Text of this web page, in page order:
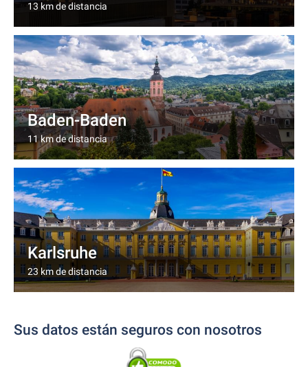
13 km de distancia
Baden-Baden
11 km de distancia
Karlsruhe
23 km de distancia
Sus datos están seguros con nosotros